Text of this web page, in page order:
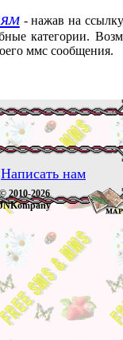
- нажав на
категории.
ммс сообщения.
Написать нам
© 2010-2026